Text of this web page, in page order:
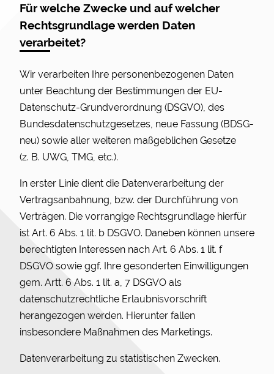
Für welche Zwecke und auf welcher
Rechtsgrundlage werden Daten
verarbeitet?
Wir verarbeiten Ihre personenbezogenen Daten
unter Beachtung der Bestimmungen der EU-
Datenschutz-Grundverordnung (DSGVO), des
Bundesdatenschutzgesetzes, neue Fassung (BDSG-
neu) sowie aller weiteren maßgeblichen Gesetze
(z. B. UWG, TMG, etc.).
In erster Linie dient die Datenverarbeitung der
Vertragsanbahnung, bzw. der Durchführung von
Verträgen. Die vorrangige Rechtsgrundlage hierfür
ist Art. 6 Abs. 1 lit. b DSGVO. Daneben können unsere
berechtigten Interessen nach Art. 6 Abs. 1 lit. f
DSGVO sowie ggf. Ihre gesonderten Einwilligungen
gem. Artt. 6 Abs. 1 lit. a, 7 DSGVO als
datenschutzrechtliche Erlaubnisvorschrift
herangezogen werden. Hierunter fallen
insbesondere Maßnahmen des Marketings.
Datenverarbeitung zu statistischen Zwecken.